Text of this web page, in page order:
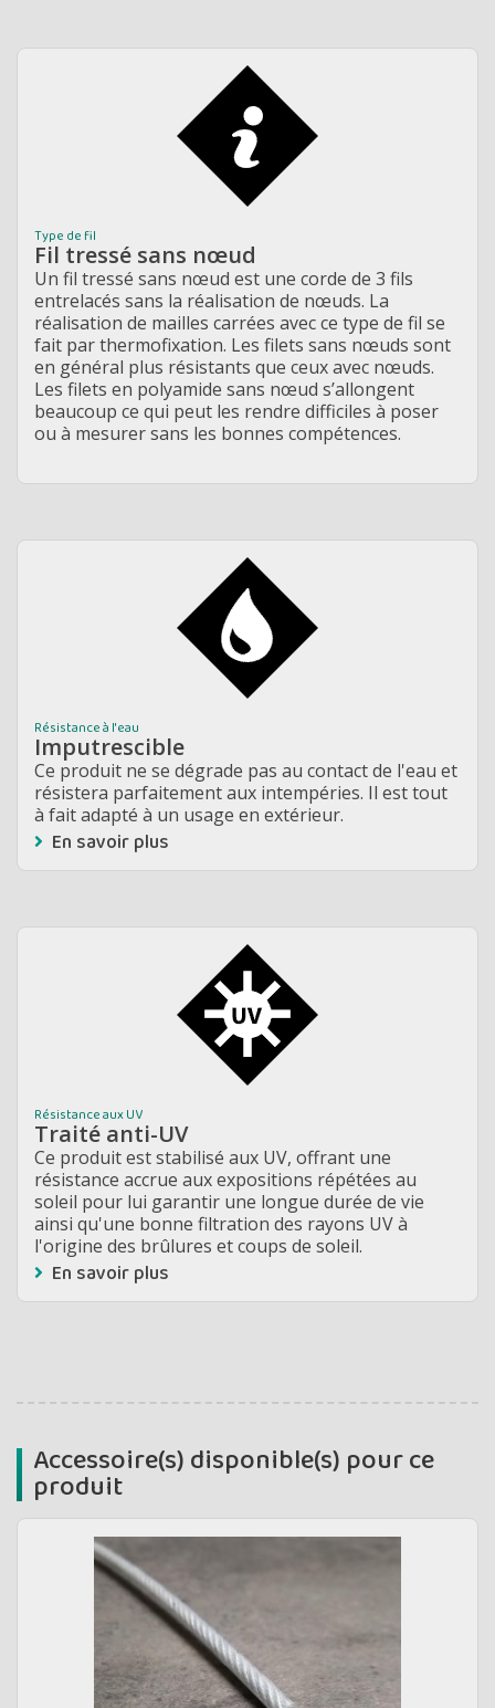
Type de fil
Fil tressé sans nœud
Un fil tressé sans nœud est une corde de 3 fils
entrelacés sans la réalisation de nœuds. La
réalisation de mailles carrées avec ce type de fil se
fait parthermofixation. Les filets sans nœuds sont
en général plus résistants que ceux avec nœuds.
Les filets en polyamide sans nœud s’allongent
beaucoup ce qui peut les rendre difficiles à poser
ou à mesurer sans les bonnes compétences.
Résistance à l'eau
Imputrescible
Ce produit ne se dégrade pas au contact de l'eau et
résistera parfaitement aux intempéries. Il est tout
à fait adapté à un usage en extérieur.
En savoir plus
Résistance aux UV
Traité anti-UV
Ce produit est stabilisé aux UV, offrant une
résistance accrue aux expositions répétées au
soleil pour lui garantir une longue durée de vie
ainsi qu'une bonne filtration des rayons UV à
l'origine des brûlures et coups de soleil.
En savoir plus
Accessoire(s) disponible(s) pour ce
produit